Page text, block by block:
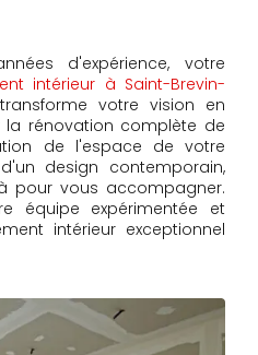
d'expérience, votre
intérieur à Saint-Brevin-
votre vision en
rénovation complète de
de l'espace de votre
design contemporain,
pour vous accompagner.
équipe expérimentée et
intérieur exceptionnel